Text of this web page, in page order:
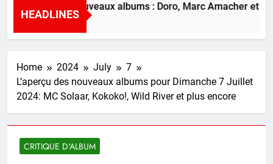
HEADLINES
des nouveaux albums : Doro, Marc Amacher et plus
Seconds Ago
Home 2024 July
7
L’aperçu des nouveaux albums pour Dimanche 7 Juillet
2024: MC Solaar, Kokoko!, Wild River et plus encore
CRITIQUE D'ALBUM